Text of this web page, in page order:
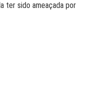
ter sido ameaçada por